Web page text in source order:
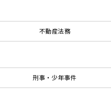
不動産法務
刑事・少年事件